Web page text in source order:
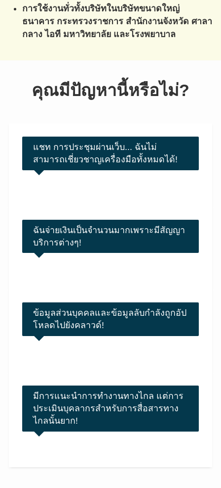
การใช้งานทั่วทั้งบริษัทในบริษัทขนาดใหญ่
ธนาคาร กระทรวงราชการ สำนักงานจังหวัด ศาลา
กลาง ไอที มหาวิทยาลัย และโรงพยาบาล
คุณมีปัญหานี้หรือไม่?
แชท การประชุมผ่านเว็บ... ฉันไม่
สามารถเชี่ยวชาญเครื่องมือทั้งหมดได้!
ฉันจ่ายเงินเป็นจำนวนมากเพราะมีสัญญา
บริการต่างๆ!
ข้อมูลส่วนบุคคลและข้อมูลลับกำลังถูกอัป
โหลดไปยังคลาวด์!
มีการแนะนำการทำงานทางไกล แต่การ
ประเมินบุคลากรสำหรับการสื่อสารทาง
ไกลนั้นยาก!